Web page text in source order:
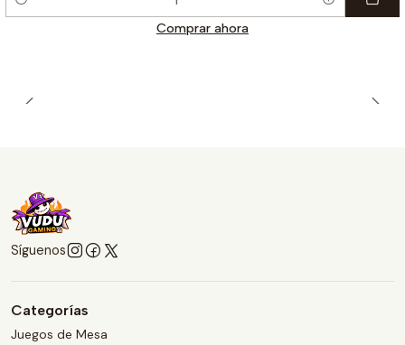
Cantidad
Comprar ahora
Síguenos
Categorías
Juegos de Mesa